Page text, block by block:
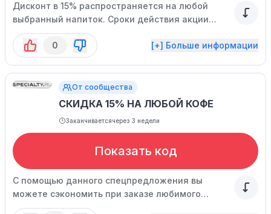
Дисконт в 15% распространяется на любой
выбранный напиток. Сроки действия акции
ограничены.
0
[+] Больше информации
От сообщества
СКИДКА 15% НА ЛЮБОЙ КОФЕ
Заканчиваетсячерез 3 недели
Показать код
С помощью данного спецпредложения вы
можете сэкономить при заказе любимого
напитка! Срок актуальности кода купона